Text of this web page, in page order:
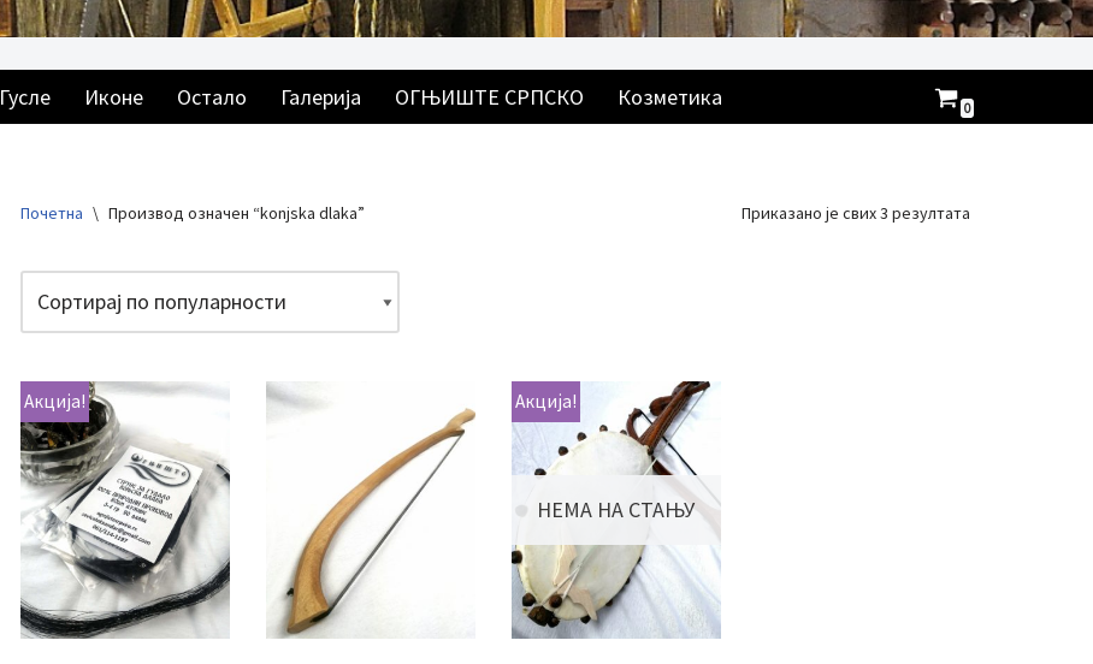
Гусле Иконе Остало Галерија ОГЊИШТЕ СРПСКО Козметика 0
Почетна \ Производ oзначен “konjska dlaka” Приказано је свих 3 резултата
Акција!
НЕМА НА СТАЊУ
Акција!